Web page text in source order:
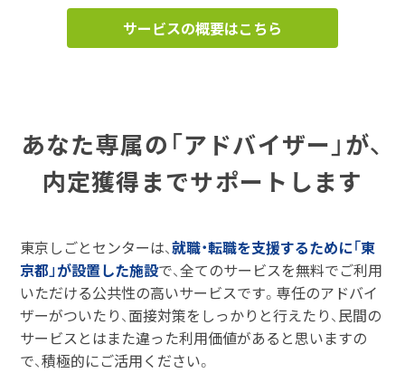
サービスの概要はこちら
あなた専属の「アドバイザー」が、
内定獲得までサポートします
東京しごとセンターは、就職・転職を支援するために「東
京都」が設置した施設で、全てのサービスを無料でご利用
いただける公共性の高いサービスです。専任のアドバイ
ザーがついたり、面接対策をしっかりと行えたり、民間の
サービスとはまた違った利用価値があると思いますの
で、積極的にご活用ください。